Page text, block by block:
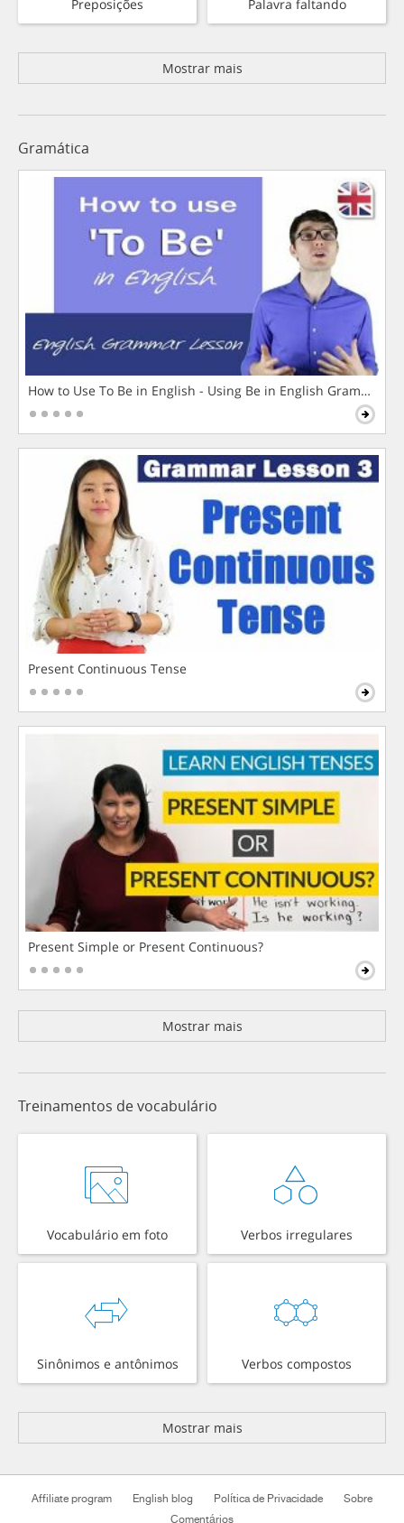
Preposições Palavra faltando
Mostrar mais
Gramática
How to Use To Be in English - Using Be in English Grammar
Present Continuous Tense
Present Simple or Present Continuous?
Mostrar mais
Treinamentos de vocabulário
Vocabulário em foto Verbos irregulares
Sinônimos e antônimos Verbos compostos
Mostrar mais
Affiliate program English blog Política de Privacidade
Sobre
Comentários